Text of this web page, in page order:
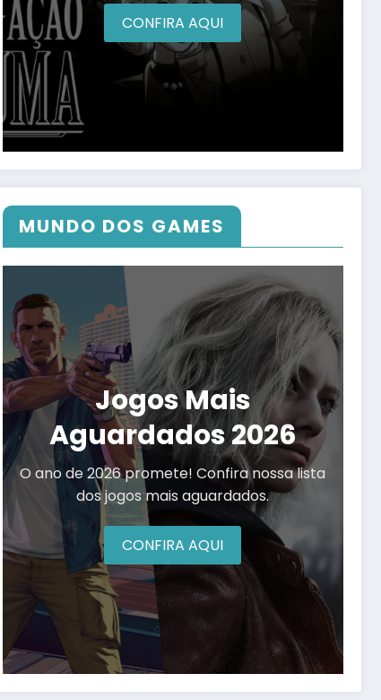
CONFIRA AQUI
MUNDO DOS GAMES
Jogos Mais
Aguardados 2026
O ano de 2026 promete! Confira nossa lista
dos jogos mais aguardados.
CONFIRA AQUI